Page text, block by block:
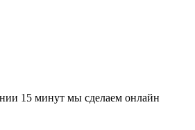
15 минут мы сделаем онлайн